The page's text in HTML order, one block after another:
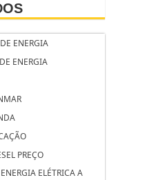
ENERGIA
ENERGIA
PREÇO
ELÉTRICA A